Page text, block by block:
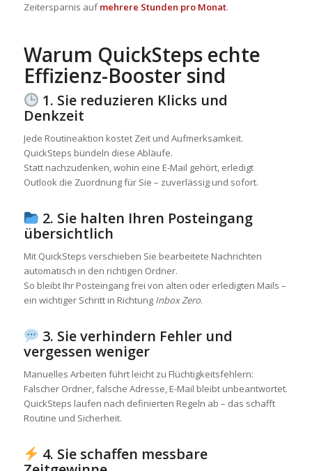
Zeitersparnis aufmehrere Stunden pro Monat.
Warum QuickSteps echte
Effizienz-Booster sind
1. Sie reduzieren Klicks und
Denkzeit
Jede Routineaktion kostet Zeit und Aufmerksamkeit.
QuickSteps bündeln diese Abläufe.
Statt nachzudenken, wohin eine E-Mail gehört, erledigt
Outlook die Zuordnung für Sie – zuverlässig und sofort.
2. Sie halten Ihren Posteingang
übersichtlich
Mit QuickSteps verschieben Sie bearbeitete Nachrichten
automatisch in den richtigen Ordner.
So bleibt Ihr Posteingang frei von alten oder erledigten Mails –
ein wichtiger Schritt in Richtung Inbox Zero.
3. Sie verhindern Fehler und
vergessen weniger
Manuelles Arbeiten führt leicht zu Flüchtigkeitsfehlern:
Falscher Ordner, falsche Adresse, E-Mail bleibt unbeantwortet.
QuickSteps laufen nach definierten Regeln ab – das schafft
Routine und Sicherheit.
4. Sie schaffen messbare